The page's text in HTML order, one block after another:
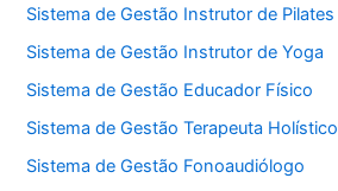
Sistema de Gestão Instrutor de Pilates
Sistema de Gestão Instrutor de Yoga
Sistema de Gestão Educador Físico
Sistema de Gestão Terapeuta Holístico
Sistema de Gestão Fonoaudiólogo